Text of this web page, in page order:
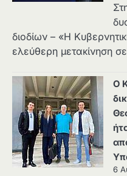
διοδίων – «Η
ελεύθερη μετακίνηση
Ο
6